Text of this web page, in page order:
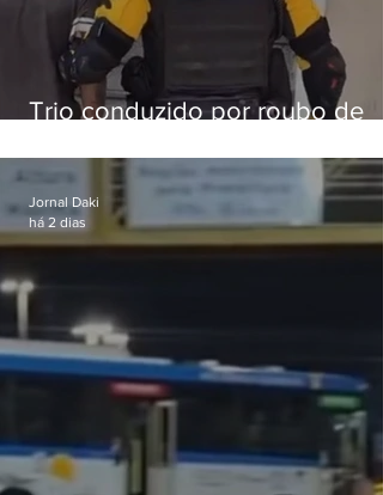
Trio conduzido por roubo de
passagens
Jornal Daki
há 2 dias